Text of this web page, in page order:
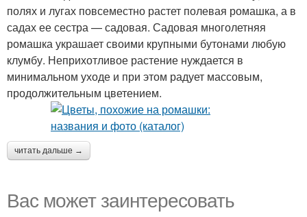
полях и лугах повсеместно растет полевая ромашка, а в
садах ее сестра — садовая. Садовая многолетняя
ромашка украшает своими крупными бутонами любую
клумбу. Неприхотливое растение нуждается в
минимальном уходе и при этом радует массовым,
продолжительным цветением.
читать дальше →
Вас может заинтересовать